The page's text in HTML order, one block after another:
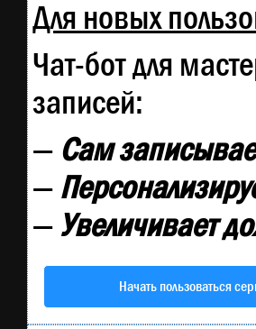
Для новых
Чат-бот для
записей:
— Сам
—
— Увеличивает
Начать пользоваться